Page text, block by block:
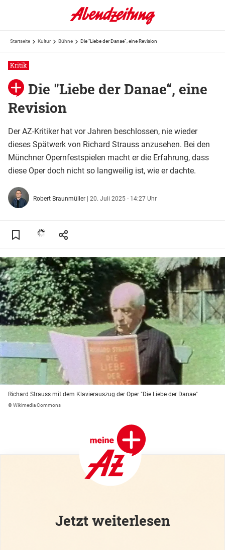
Startseite Kultur Bühne Die "Liebe der Danae“, eine Revision
Kritik
Die "Liebe der Danae“, eine
Revision
Der AZ-Kritiker hat vor Jahren beschlossen, nie wieder
dieses Spätwerk von Richard Strauss anzusehen. Bei den
Münchner Opernfestspielen macht er die Erfahrung, dass
diese Oper doch nicht so langweilig ist, wie er dachte.
Robert Braunmüller | 20. Juli 2025 - 14:27 Uhr
Richard Strauss mit dem Klavierauszug der Oper "Die Liebe der Danae"
© Wikimedia Commons
Jetzt weiterlesen